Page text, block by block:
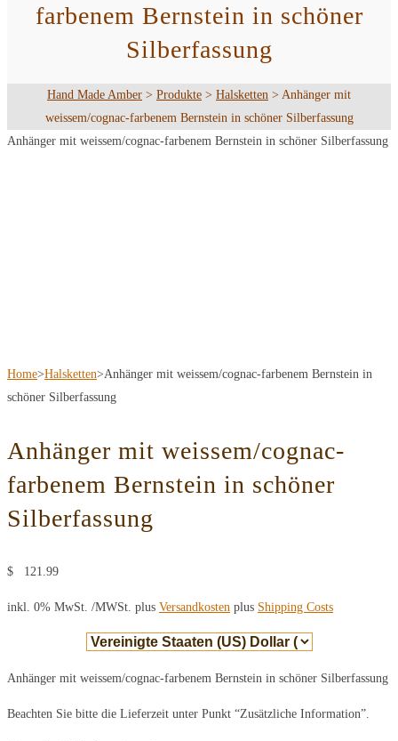
farbenem Bernstein in schöner
Silberfassung
Hand Made Amber > Produkte > Halsketten > Anhänger mit
weissem/cognac-farbenem Bernstein in schöner Silberfassung
Anhänger mit weissem/cognac-farbenem Bernstein in schöner Silberfassung
Home>Halsketten>Anhänger mit weissem/cognac-farbenem Bernstein in
schöner Silberfassung
Anhänger mit weissem/cognac-
farbenem Bernstein in schöner
Silberfassung
$ 121.99
inkl. 0% MwSt. /MWSt. plus Versandkosten plus Shipping Costs
Anhänger mit weissem/cognac-farbenem Bernstein in schöner Silberfassung
Beachten Sie bitte die Lieferzeit unter Punkt “Zusätzliche Information”.